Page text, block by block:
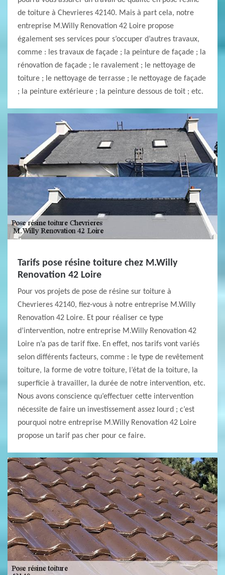
de toiture à Chevrieres 42140. Mais à part cela, notre
entreprise M.Willy Renovation 42 Loire propose
également ses services pour s’occuper d’autres travaux,
comme : les travaux de façade ; la peinture de façade ; la
rénovation de façade ; le ravalement ; le nettoyage de
toiture ; le nettoyage de terrasse ; le nettoyage de façade
; la peinture extérieure ; la peinture dessous de toit ; etc.
Tarifs pose résine toiture chez M.Willy
Renovation 42 Loire
Pour vos projets de pose de résine sur toiture à
Chevrieres 42140, fiez-vous à notre entreprise M.Willy
Renovation 42 Loire. Et pour réaliser ce type
d’intervention, notre entreprise M.Willy Renovation 42
Loire n’a pas de tarif fixe. En effet, nos tarifs vont variés
selon différents facteurs, comme : le type de revêtement
toiture, la forme de votre toiture, l’état de la toiture, la
superficie à travailler, la durée de notre intervention, etc.
Nous avons conscience qu’effectuer cette intervention
nécessite de faire un investissement assez lourd ; c’est
pourquoi notre entreprise M.Willy Renovation 42 Loire
propose un tarif pas cher pour ce faire.